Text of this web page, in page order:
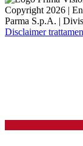
Copyright 2026 |
Parma S.p.A. |
Disclaimer